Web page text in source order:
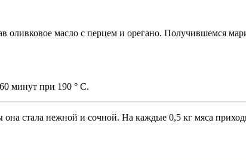
оливковое масло с перцем и орегано. Получившемся
минут при 190 ° С.
она стала нежной и сочной. На каждые 0,5 кг мяса